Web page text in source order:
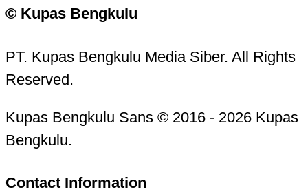
© Kupas Bengkulu
PT. Kupas Bengkulu Media Siber. All Rights
Reserved.
Kupas Bengkulu Sans © 2016 - 2026 Kupas
Bengkulu.
Contact Information